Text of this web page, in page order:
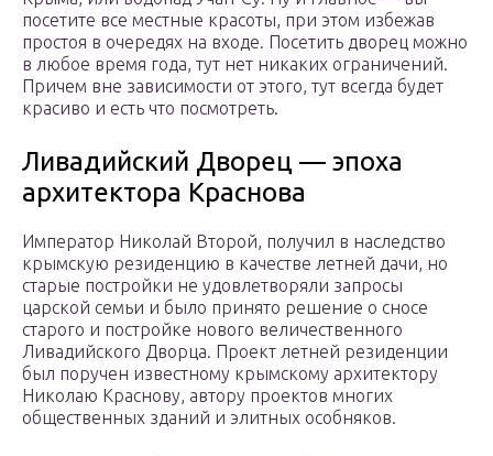
посетите все местные красоты, при этом избежав
простоя в очередях на входе. Посетить дворец можно
в любое время года, тут нет никаких ограничений.
Причем вне зависимости от этого, тут всегда будет
красиво и есть что посмотреть.
Ливадийский Дворец — эпоха
архитектора Краснова
Император Николай Второй, получил в наследство
крымскую резиденцию в качестве летней дачи, но
старые постройки не удовлетворяли запросы
царской семьи и было принято решение о сносе
старого и постройке нового величественного
Ливадийского Дворца. Проект летней резиденции
был поручен известному крымскому архитектору
Николаю Краснову, автору проектов многих
общественных зданий и элитных особняков.